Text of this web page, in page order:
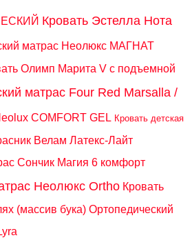
Кровать Эстелла Нота
матрас Неолюкс МАГНАТ
Олимп Марита V с подъемной
матрас Four Red Marsalla /
COMFORT GEL Кровать детская
Велам Латекс-Лайт
Сончик Магия 6 комфорт
Неолюкс Ortho Кровать
(массив бука) Ортопедический